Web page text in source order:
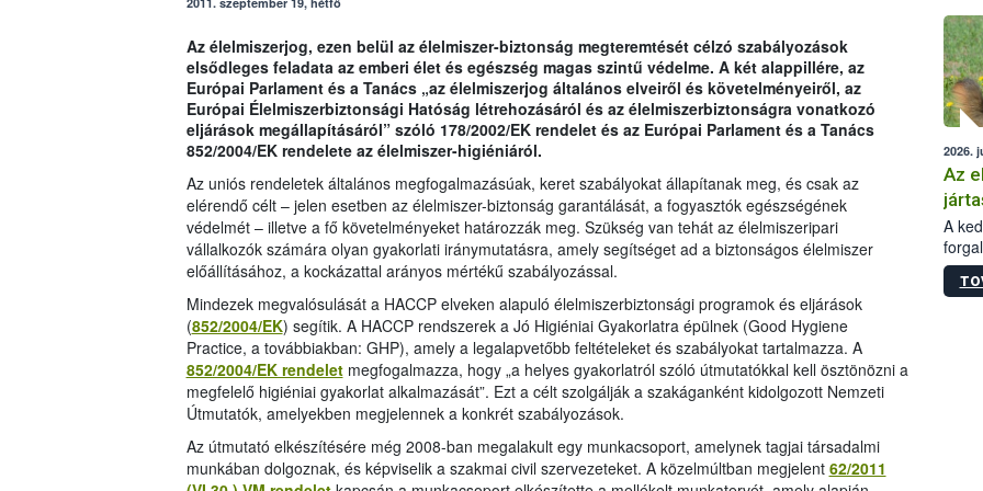
Az élelmiszerjog, ezen belül az élelmiszer-biztonság megteremtését célzó szabályozások
elsődleges feladata az emberi élet és egészség magas szintű védelme. A két alappillére, az
Európai Parlament és a Tanács „az élelmiszerjog általános elveiről és követelményeiről, az
Európai Élelmiszerbiztonsági Hatóság létrehozásáról és az élelmiszerbiztonságra vonatkozó
eljárások megállapításáról” szóló 178/2002/EK rendelet és az Európai Parlament és a Tanács
852/2004/EK rendelete az élelmiszer-higiéniáról.
Az uniós rendeletek általános megfogalmazásúak, keret szabályokat állapítanak meg, és csak az
elérendő célt – jelen esetben az élelmiszer-biztonság garantálását, a fogyasztók egészségének
védelmét – illetve a fő követelményeket határozzák meg. Szükség van tehát az élelmiszeripari
vállalkozók számára olyan gyakorlati iránymutatásra, amely segítséget ad a biztonságos élelmiszer
előállításához, a kockázattal arányos mértékű szabályozással.
Mindezek megvalósulását a HACCP elveken alapuló élelmiszerbiztonsági programok és eljárások
(852/2004/EK) segítik. A HACCP rendszerek a Jó Higiéniai Gyakorlatra épülnek (Good Hygiene
Practice, a továbbiakban: GHP), amely a legalapvetőbb feltételeket és szabályokat tartalmazza. A
852/2004/EK rendeletmegfogalmazza, hogy „a helyes gyakorlatról szóló útmutatókkal kell ösztönözni a
megfelelő higiéniai gyakorlat alkalmazását”. Ezt a célt szolgálják a szakáganként kidolgozott Nemzeti
Útmutatók, amelyekben megjelennek a konkrét szabályozások.
Az útmutató elkészítésére még 2008-ban megalakult egy munkacsoport, amelynek tagjai társadalmi
munkában dolgoznak, és képviselik a szakmai civil szervezeteket. A közelmúltban megjelent 62/2011
2026.
Az
A